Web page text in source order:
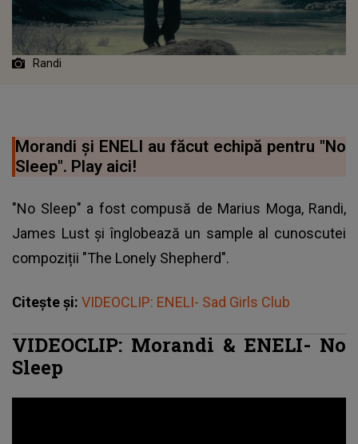
Randi
Morandi și ENELI au făcut echipă pentru "No
Sleep". Play aici!
"No Sleep" a fost compusă de Marius Moga, Randi,
James Lust și înglobează un sample al cunoscutei
compoziții "The Lonely Shepherd".
Citește și: VIDEOCLIP: ENELI- Sad Girls Club
VIDEOCLIP: Morandi & ENELI- No
Sleep